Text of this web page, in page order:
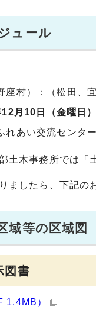
ュール
座村）：（松田、
12月10日（金曜日
れあい交流センタ
土木事務所では「
ましたら、下記の
域等の区域図
書
1.4MB）